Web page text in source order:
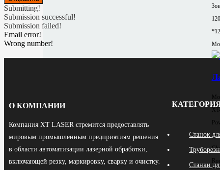
Submitting!
Submission successful!
Submission failed!
Email error!
Wrong number!
О КОМПАНИИ
Компания XT LASER стремится предоставлять
мировым промышленным предприятиям решения
в области автоматизации лазерной обработки,
включающей резку, маркировку, сварку и очистку.
Станок
Станки